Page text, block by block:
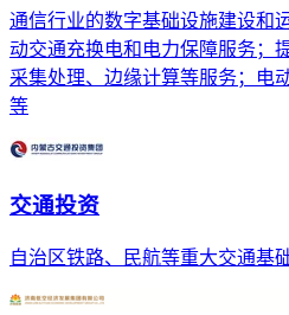
通信行业的数字基础设施建设和
动交通充换电和电力保障服务；
采集处理、边缘计算等服务；电
等
交通投资
自治区铁路、民航等重大交通基